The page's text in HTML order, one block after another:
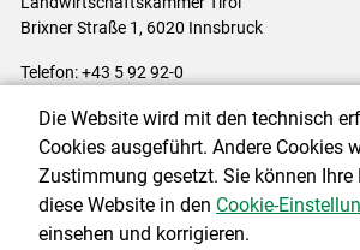
Brixner Straße 1, 6020 Innsbruck
Telefon: +43 5 92 92-0
Impressum|Kontakt|Datenschutzerklärung
Cookie-Einstellungen
Die Website wird mit den technisch
Cookies ausgeführt. Andere Cookies
Zustimmung gesetzt. Sie können
diese Website in den Cookie-
einsehen und korrigieren.